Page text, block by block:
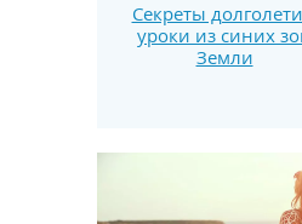
Секреты
уроки из синих
Земли